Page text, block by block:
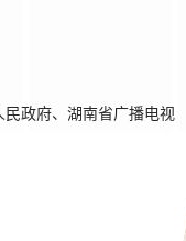
政府、湖南省广播电视